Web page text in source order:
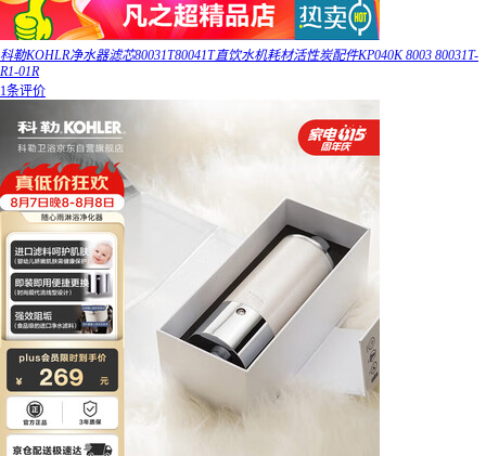
科勒KOHLR净水器滤芯80031T80041T直饮水机耗材活性炭配件KP040K 8003 80031T-
R1-01R
1条评价